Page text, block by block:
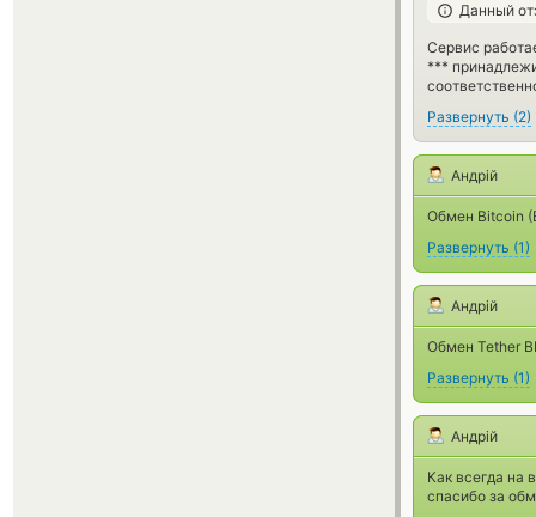
Данный
Сервис
***
Развернуть (2)
Андрій
Обмен Bitcoin
Развернуть (1)
Андрій
Обмен Tether
Развернуть (1)
Андрій
Как всегда на
спасибо за